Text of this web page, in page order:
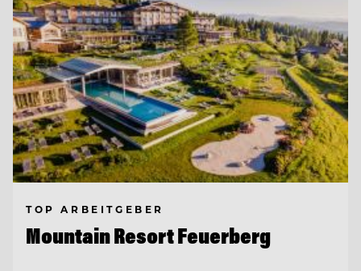
TOP ARBEITGEBER
Mountain Resort Feuerberg